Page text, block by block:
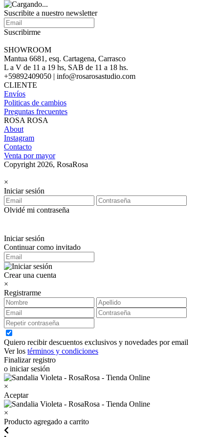
Suscribite a nuestro newsletter
Suscribirme
SHOWROOM
Mantua 6681, esq. Cartagena, Carrasco
L a V de 11 a 19 hs, SAB de 11 a 18 hs.
+59892409050 | info@rosarosastudio.com
CLIENTE
Envíos
Politicas de cambios
Preguntas frecuentes
ROSA ROSA
About
Instagram
Contacto
Venta por mayor
Copyright 2026, RosaRosa
×
Iniciar sesión
Olvidé mi contraseña
Iniciar sesión
Continuar como invitado
Crear una cuenta
×
Registrarme
Quiero recibir descuentos exclusivos y novedades por email
Ver los términos y condiciones
Finalizar registro
o iniciar sesión
×
Aceptar
×
Producto agregado a carrito